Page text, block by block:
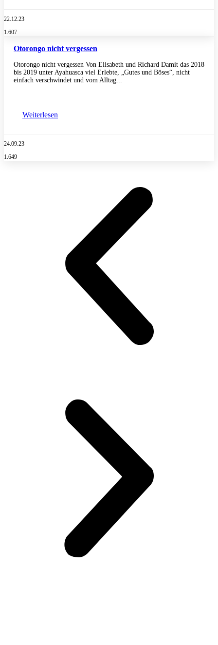
22.12.23
1.607
Otorongo nicht vergessen
Otorongo nicht vergessen Von Elisabeth und Richard Damit das 2018
bis 2019 unter Ayahuasca viel Erlebte, „Gutes und Böses“, nicht
einfach verschwindet und vom Alltag...
Weiterlesen
24.09.23
1.649